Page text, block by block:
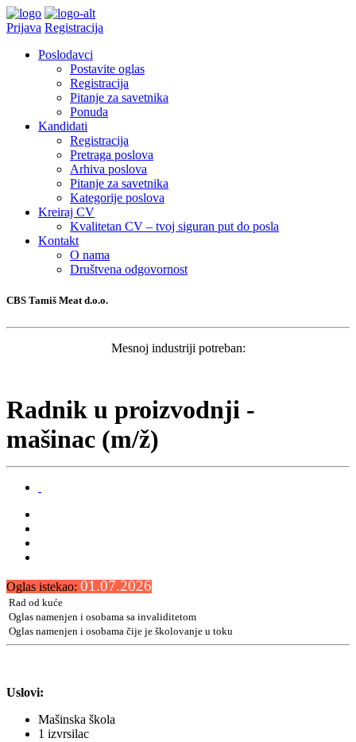
Prijava Registracija
Poslodavci
Postavite oglas
Registracija
Pitanje za savetnika
Ponuda
Kandidati
Registracija
Pretraga poslova
Arhiva poslova
Pitanje za savetnika
Kategorije poslova
Kreiraj CV
Kvalitetan CV – tvoj siguran put do posla
Kontakt
O nama
Društvena odgovornost
CBS Tamiš Meat d.o.o.
Mesnoj industriji potreban:
Radnik u proizvodnji -
mašinac (m/ž)
Oglas istekao: 01.07.2026
Rad od kuće
Oglas namenjen i osobama sa invaliditetom
Oglas namenjen i osobama čije je školovanje u toku
Uslovi:
Mašinska škola
1 izvrsilac